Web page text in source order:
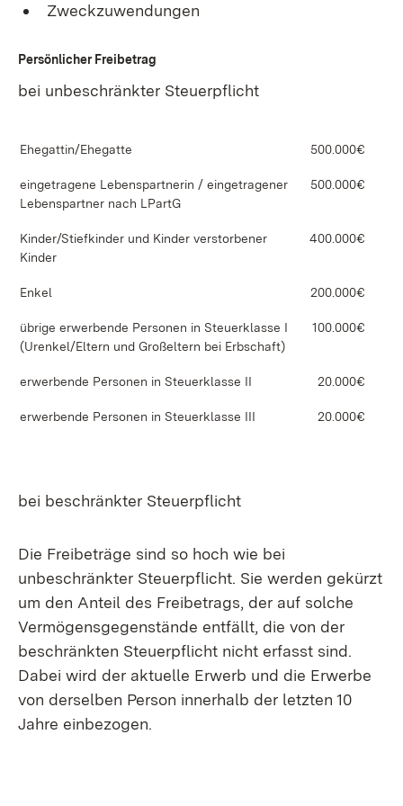
Zweckzuwendungen
Persönlicher Freibetrag
bei unbeschränkter Steuerpflicht
Ehegattin/Ehegatte 500.000€
eingetragene Lebenspartnerin / eingetragener
Lebenspartner nach LPartG
500.000€
Kinder/Stiefkinder und Kinder verstorbener
Kinder
400.000€
Enkel 200.000€
übrige erwerbende Personen in Steuerklasse I
(Urenkel/Eltern und Großeltern bei Erbschaft)
100.000€
erwerbende Personen in Steuerklasse II 20.000€
erwerbende Personen in Steuerklasse III 20.000€
bei beschränkter Steuerpflicht
Die Freibeträge sind so hoch wie bei
unbeschränkter Steuerpflicht. Sie werden gekürzt
um den Anteil des Freibetrags, der auf solche
Vermögensgegenstände entfällt, die von der
beschränkten Steuerpflicht nicht erfasst sind.
Dabei wird der aktuelle Erwerb und die Erwerbe
von derselben Person innerhalb der letzten 10
Jahre einbezogen.